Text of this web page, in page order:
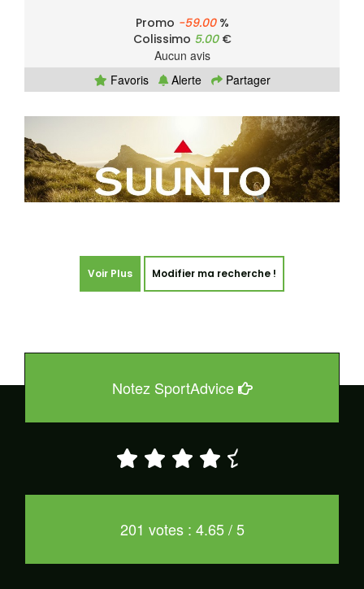
Promo -59.00%
Colissimo 5.00€
Aucun avis
Favoris
Alerte Partager
Voir Plus Modifier ma recherche !
Notez SportAdvice
201 votes : 4.65 / 5